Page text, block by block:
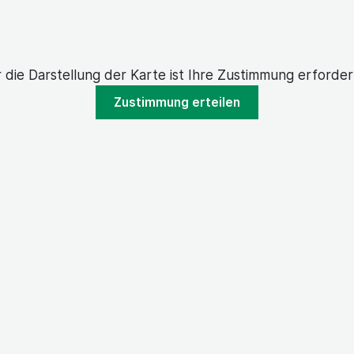
die Darstellung der Karte ist Ihre Zustimmung
Zustimmung erteilen